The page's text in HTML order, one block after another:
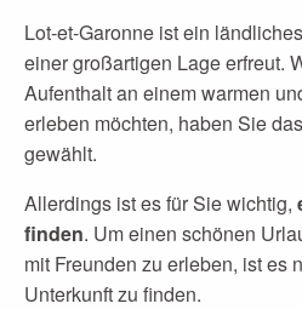
Lot-et-Garonne ist ein
einer großartigen Lage erfreut.
Aufenthalt an einem warmen
erleben möchten, haben Sie
gewählt.
Allerdings ist es für Sie wichtig,
finden. Um einen schönen
mit Freunden zu erleben, ist es
Unterkunft zu finden.